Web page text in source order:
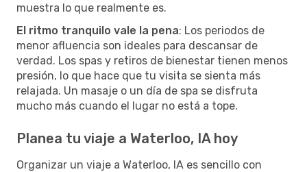
muestra lo que realmente es.
El ritmo tranquilo vale la pena: Los periodos de
menor afluencia son ideales para descansar de
verdad. Los spas y retiros de bienestar tienen menos
presión, lo que hace que tu visita se sienta más
relajada. Un masaje o un día de spa se disfruta
mucho más cuando el lugar no está a tope.
Planea tu viaje a Waterloo, IA hoy
Organizar un viaje a Waterloo, IA es sencillo con